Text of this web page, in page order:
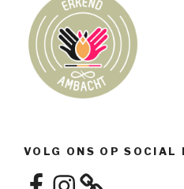
VOLG ONS OP SOCIAL
FacebookInstagram